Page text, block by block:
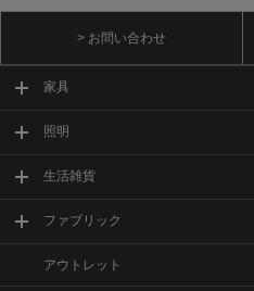
> お問い合わせ
家具
照明
生活雑貨
ファブリック
アウトレット